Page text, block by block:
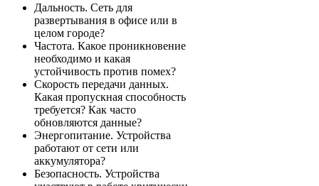
Дальность. Сеть для
развертывания в офисе или в
целом городе?
Частота. Какое проникновение
необходимо и какая
устойчивость против помех?
Скорость передачи данных.
Какая пропускная способность
требуется? Как часто
обновляются данные?
Энергопитание. Устройства
работают от сети или
аккумулятора?
Безопасность. Устройства